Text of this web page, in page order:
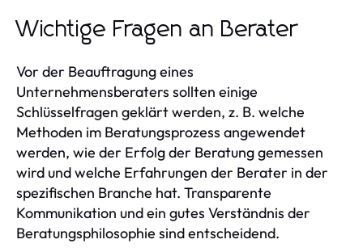
Wichtige Fragen an Berater
Vor der Beauftragung eines
Unternehmensberaters sollten einige
Schlüsselfragen geklärt werden, z. B. welche
Methoden im Beratungsprozess angewendet
werden, wie der Erfolg der Beratung gemessen
wird und welche Erfahrungen der Berater in der
spezifischen Branche hat. Transparente
Kommunikation und ein gutes Verständnis der
Beratungsphilosophie sind entscheidend.